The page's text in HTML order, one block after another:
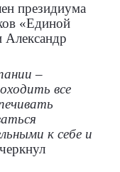
президиума
«Единой
Александр
–
все
к себе и